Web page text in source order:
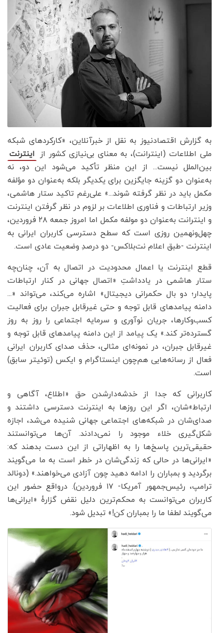
به گزارش اقتصادنیوز به نقل از خبرآنلاین، «کارکردهای شبکه
ملی اطلاعات (اینترانت)، به معنای بی‌نیازی کشور از
اینترنت
بین‌الملل نیست... از این منظر تأکید می‌شود این دو، نه
به‌عنوان دو گزینه جایگزین برای یکدیگر بلکه به‌عنوان دو مؤلفه
مکمل باید در نظر گرفته شوند...» علی‌رغم تاکید ستار هاشمی،
وزیر ارتباطات و فناوری اطلاعات بر لزوم در نظر گرفتن اینترنت
و اینترانت به‌عنوان دو مولفه مکمل اما امروز جمعه ۲۸ فروردین،
چهل‌ونهمین روزی است که سطح دسترسی کاربران ایرانی به
اینترنت -طبق اعلام نت‌بلاکس- دو درصدِ وضعیت عادی است.
قطع اینترنت یا اعمال محدودیت در اتصال به آن، چنان‌چه
ستار هاشمی در یادداشتِ «اتصال جهانی در کنار ارتباطات
پایدار؛ دو بال حکمرانی دیجیتال» اشاره می‌کند، می‌تواند «...
دامنه پیامدهای قابل توجه و حتی غیرقابل جبران برای فعالیت
کسب‌وکارها، جریان نوآوری و سرمایه اجتماعی را روز به روز
گسترده‌تر کند.» یک پیامد از این دامنه پیامدهای قابل توجه و
غیرقابل جبران، در نمونه‌ای مثالی، حذف صدای کاربران ایرانی
فعال از رسانه‌هایی هم‌چون اینستاگرام و ایکس (توئیتر سابق)
است.
کاربرانی که جدا از خدشه‌دارشدن حق «اطلاع، آگاهی و
ارتباط»‌شان، اگر این روزها به اینترنت دسترسی داشتند و
صدای‌شان در شبکه‌های اجتماعی جهانی شنیده می‌شد، اجازه
شکل‌گیری خلاء موجود را نمی‌دادند. آن‌ها می‌توانستند
حقیقی‌ترین پاسخ‌ها را به اظهاراتی از این دست بدهند که:
«ایرانی‌ها در حالی که زندگی‌شان در خطر است به ما می‌گویند
برگردید و بمباران را ادامه دهید چون آزادی می‌خواهند.» (دونالد
ترامپ، رئیس‌جمهور آمریکا- ۱۷ فروردین). درواقع حضور این
کاربران می‌توانست به محکم‌ترین دلیل نقض گزارهٔ «ایرانی‎‌ها
می‌گویند لطفا ما را بمباران کن!» تبدیل شود.